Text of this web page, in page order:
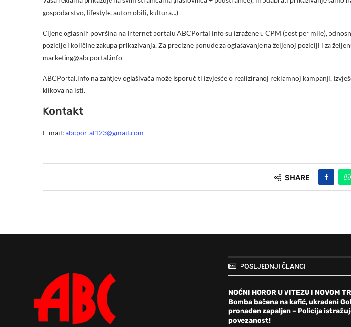
gospodarstvo, lifestyle, automobili, kultura…)
Cijene oglasnih površina na Internet portalu ABCPortal info su izražene u CPM (cost per mile),
pozicije i količine zakupa prikazivanja. Za precizne ponude za oglašavanje na željenoj poziciji i za
marketing@abcportal.info
ABCPortal.info na zahtjev oglašivača može isporučiti izvješće o realiziranoj reklamnoj kampanji.
klikova na isti.
Kontakt
E-mail: abcportal123@gmail.com
SHARE
POSLJEDNJI ČLANCI
NOĆNI HOROR U VITEZU I NOVOM
Bomba bačena na kafić, ukradeni
pronađen zapaljen – Policija
povezanost!